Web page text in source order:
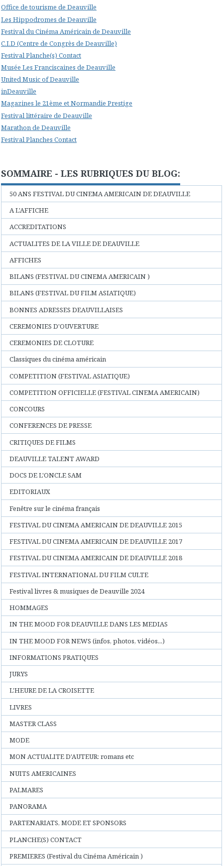
Office de tourisme de Deauville
Les Hippodromes de Deauville
Festival du Cinéma Américain de Deauville
C.I.D (Centre de Congrès de Deauville)
Festival Planche(s) Contact
Musée Les Franciscaines de Deauville
United Music of Deauville
inDeauville
Magazines le 21ème et Normandie Prestige
Festival littéraire de Deauville
Marathon de Deauville
Festival Planches Contact
SOMMAIRE - LES RUBRIQUES DU BLOG:
50 ANS FESTIVAL DU CINEMA AMERICAIN DE DEAUVILLE
A L'AFFICHE
ACCREDITATIONS
ACTUALITES DE LA VILLE DE DEAUVILLE
AFFICHES
BILANS (FESTIVAL DU CINEMA AMERICAIN )
BILANS (FESTIVAL DU FILM ASIATIQUE)
BONNES ADRESSES DEAUVILLAISES
CEREMONIES D'OUVERTURE
CEREMONIES DE CLOTURE
Classiques du cinéma américain
COMPETITION (FESTIVAL ASIATIQUE)
COMPETITION OFFICIELLE (FESTIVAL CINEMA AMERICAIN)
CONCOURS
CONFERENCES DE PRESSE
CRITIQUES DE FILMS
DEAUVILLE TALENT AWARD
DOCS DE L'ONCLE SAM
EDITORIAUX
Fenêtre sur le cinéma français
FESTIVAL DU CINEMA AMERICAIN DE DEAUVILLE 2015
FESTIVAL DU CINEMA AMERICAIN DE DEAUVILLE 2017
FESTIVAL DU CINEMA AMERICAIN DE DEAUVILLE 2018
FESTIVAL INTERNATIONAL DU FILM CULTE
Festival livres & musiques de Deauville 2024
HOMMAGES
IN THE MOOD FOR DEAUVILLE DANS LES MEDIAS
IN THE MOOD FOR NEWS (infos, photos, vidéos...)
INFORMATIONS PRATIQUES
JURYS
L'HEURE DE LA CROISETTE
LIVRES
MASTER CLASS
MODE
MON ACTUALITE D'AUTEUR: romans etc
NUITS AMERICAINES
PALMARES
PANORAMA
PARTENARIATS, MODE ET SPONSORS
PLANCHE(S) CONTACT
PREMIERES (Festival du Cinéma Américain )